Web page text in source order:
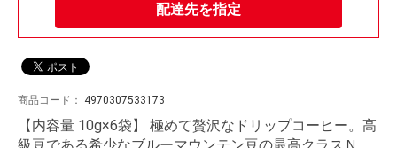
配達先を指定
商品コード： 4970307533173
【内容量 10g×6袋】 極めて贅沢なドリップコーヒー。高